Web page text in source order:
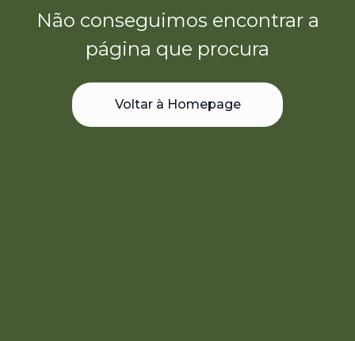
Não conseguimos encontrar a
página que procura
Voltar à Homepage